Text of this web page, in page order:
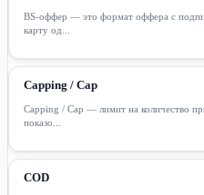
BS-оффер — это формат оффера с
карту од...
Capping / Cap
Capping / Cap — лимит на количество
показо...
COD